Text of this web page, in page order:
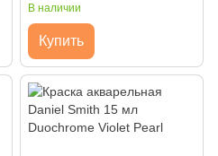
В наличии
Купить